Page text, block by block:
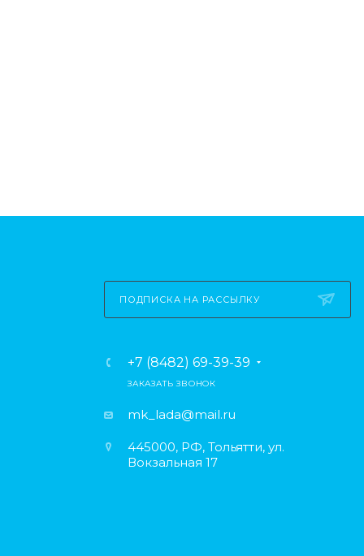
ПОДПИСКА НА РАССЫЛКУ
+7 (8482) 69-39-39
ЗАКАЗАТЬ ЗВОНОК
mk_lada@mail.ru
445000, РФ, Тольятти, ул.
Вокзальная 17